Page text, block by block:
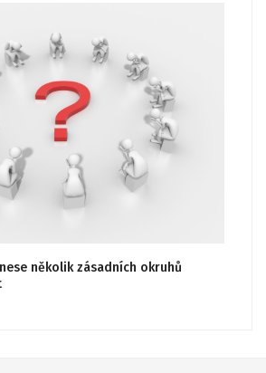
několik zásadních okruhů